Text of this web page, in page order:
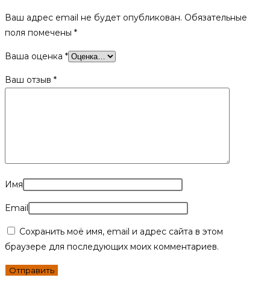
Ваш адрес email не будет опубликован. Обязательные
поля помечены *
Ваша оценка *
Ваш отзыв *
Имя
Email
Сохранить моё имя, email и адрес сайта в этом
браузере для последующих моих комментариев.